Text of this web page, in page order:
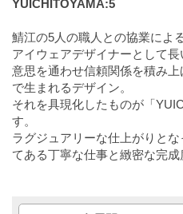
YUICHITOYAMA:5
鯖江の5人の職人との協業によ
アイウェアデザイナーとして長
意思を通わせ信頼関係を積み
で生まれるデザイン。
それを具現化したものが「
す。
ラグジュアリーな仕上がりと
てある丁寧な仕事と緻密な完成